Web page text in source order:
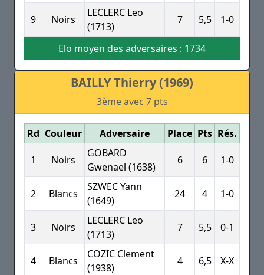
Elo moyen des adversaires : 1734
9 Noirs
LECLERC Leo
(1713)
7 5,5 1-0
BAILLY Thierry (1969)
3ème avec 7 pts
Rd Couleur Adversaire Place Pts Rés.
1 Noirs
GOBARD
Gwenael (1638)
6 6 1-0
2 Blancs
SZWEC Yann
(1649)
24 4 1-0
3 Noirs
LECLERC Leo
(1713)
7 5,5 0-1
4 Blancs
COZIC Clement
(1938)
4 6,5 X-X